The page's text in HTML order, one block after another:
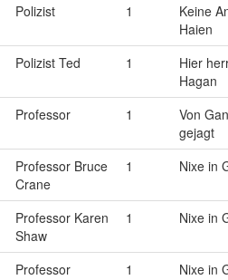
Polizist 1
Keine
Haien
Polizist Ted 1
Hier
Hagan
Professor 1
Von
gejagt
Professor Bruce
Crane
1 Nixe in
Professor Karen
Shaw
1 Nixe in
Professor
1 Nixe in